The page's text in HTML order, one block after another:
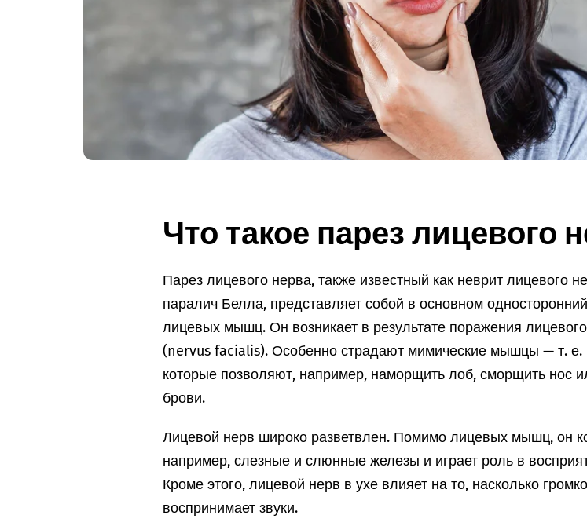
Что такое парез лицевого
Парез лицевого нерва, также известный как неврит лицевого
паралич Белла, представляет собой в основном
лицевых мышц. Он возникает в результате поражения
(nervus facialis). Особенно страдают мимические мышцы — т.
которые позволяют, например, наморщить лоб, сморщить нос
брови.
Лицевой нерв широко разветвлен. Помимо лицевых мышц, он
например, слезные и слюнные железы и играет роль в
Кроме этого, лицевой нерв в ухе влияет на то, насколько
воспринимает звуки.